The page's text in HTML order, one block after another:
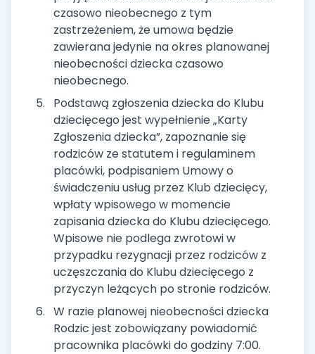
czasowo nieobecnego z tym
zastrzeżeniem, że umowa będzie
zawierana jedynie na okres planowanej
nieobecności dziecka czasowo
nieobecnego.
Podstawą zgłoszenia dziecka do Klubu
dziecięcego jest wypełnienie „Karty
Zgłoszenia dziecka”, zapoznanie się
rodziców ze statutem i regulaminem
placówki, podpisaniem Umowy o
świadczeniu usług przez Klub dziecięcy,
wpłaty wpisowego w momencie
zapisania dziecka do Klubu dziecięcego.
Wpisowe nie podlega zwrotowi w
przypadku rezygnacji przez rodziców z
uczęszczania do Klubu dziecięcego z
przyczyn leżących po stronie rodziców.
W razie planowej nieobecności dziecka
Rodzic jest zobowiązany powiadomić
pracownika placówki do godziny 7:00.